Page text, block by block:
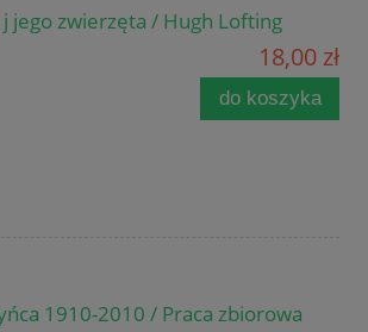
jego zwierzęta / Hugh Lofting
18,00 zł
do koszyka
1910-2010 / Praca zbiorowa